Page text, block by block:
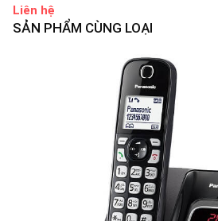
Liên hệ
SẢN PHẨM CÙNG LOẠI